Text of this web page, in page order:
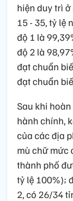
hiện duy trì
15 - 35, tỷ lệ
độ 1 là
độ 2 là
đạt chuẩn
đạt chuẩn
Sau khi
hành chính,
của các địa
mù chữ mức
thành phố
tỷ lệ 100%);
2, có 26/34